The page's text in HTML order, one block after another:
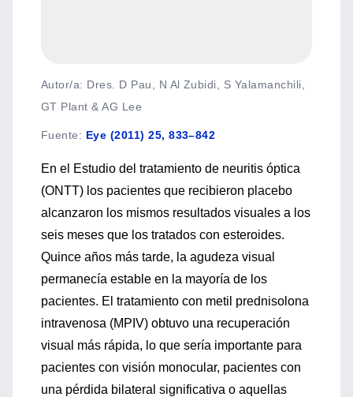
Autor/a: Dres. D Pau, N Al Zubidi, S Yalamanchili,
GT Plant & AG Lee
Fuente: Eye (2011) 25, 833–842
En el Estudio del tratamiento de neuritis óptica
(ONTT) los pacientes que recibieron placebo
alcanzaron los mismos resultados visuales a los
seis meses que los tratados con esteroides.
Quince años más tarde, la agudeza visual
permanecía estable en la mayoría de los
pacientes. El tratamiento con metil prednisolona
intravenosa (MPIV) obtuvo una recuperación
visual más rápida, lo que sería importante para
pacientes con visión monocular, pacientes con
una pérdida bilateral significativa o aquellas